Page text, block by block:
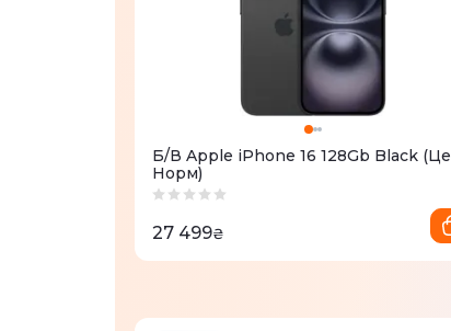
Б/В Apple iPhone 16 128Gb Black (Це
Норм)
27 499₴